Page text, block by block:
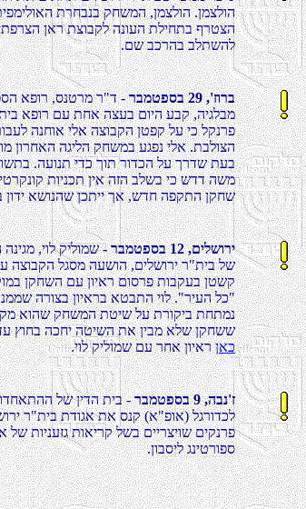
,לארשי לש תיפמילואה תרחבנב קחשמה
חילצה אל ךא ,תיתפרצה ןאר תצובקל
.םש בכרהב בלתשהל
עדונה טרופסה אפוררבמטפסב 29 ,'זורב
ירוא ר"ד םילשורי ר"תיב אפור םע תחא
העוצרה יוחיאל חותינ רובעל הנחוא ילא
הווקית-חתפ לעופה לומ ןורחאה הגילה
רמא ונתלאשל הבושתב .העונת ידכ ךות
הצובקב בלשל תויטרקנוק תוינכת ןיא
.םיבורקה םימיב ןודי אשונהש ןכתיי ךא
ינמיה הניגמ ,יולרבמטפסב 12 ,םילשורי
רורד ןמאמה ידי לע הצובקה לגסמ העשוה
ימלשוריה ןומוקומב ןקחשה םע ןויאר
יכ ןטשק ןיבה הנממש הרוצב ןויארב
רמא ןטשק .הצובקל הנקמ אוהש קחשמה
ואריק .התוא ןיביש דע ץוחב הכחי
.יול קילומש םע רחא ןויארןאכ
תיפוריאה תודחאתההרבמטפסב 9 ,הבנ'ז
2500-ב םילשורי ר"תיב תדוגא תא סנק
ינקחש יפלכ םידהוא לש תוינעזג תואירק
.ןובסיל גניטרופס